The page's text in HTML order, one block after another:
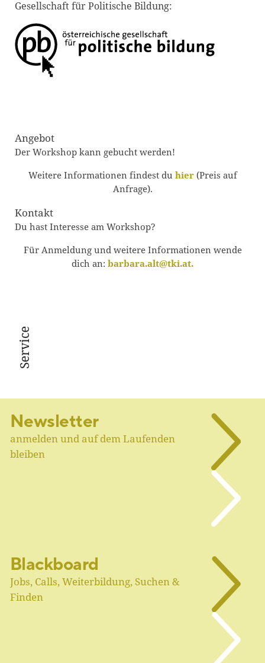
Gesellschaft für Politische Bildung:
Angebot
Der Workshop kann gebucht werden!
Weitere Informationen findest du hier(Preis auf
Anfrage).
Kontakt
Du hast Interesse am Workshop?
Für Anmeldung und weitere Informationen wende
dich an: barbara.alt@tki.at.
Service
Newsletter
anmelden und auf dem Laufenden
bleiben
Blackboard
Jobs, Calls, Weiterbildung, Suchen &
Finden